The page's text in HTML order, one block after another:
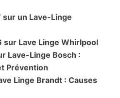
sur un Lave-Linge
sur Lave Linge Whirlpool
Lave-Linge Bosch :
Prévention
Linge Brandt : Causes